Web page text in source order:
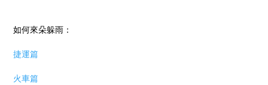
如何來朵躲雨：
捷運篇
火車篇